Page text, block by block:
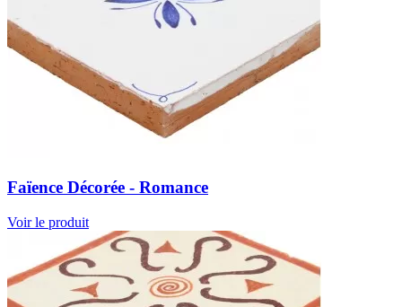
Faïence Décorée - Romance
Voir le produit